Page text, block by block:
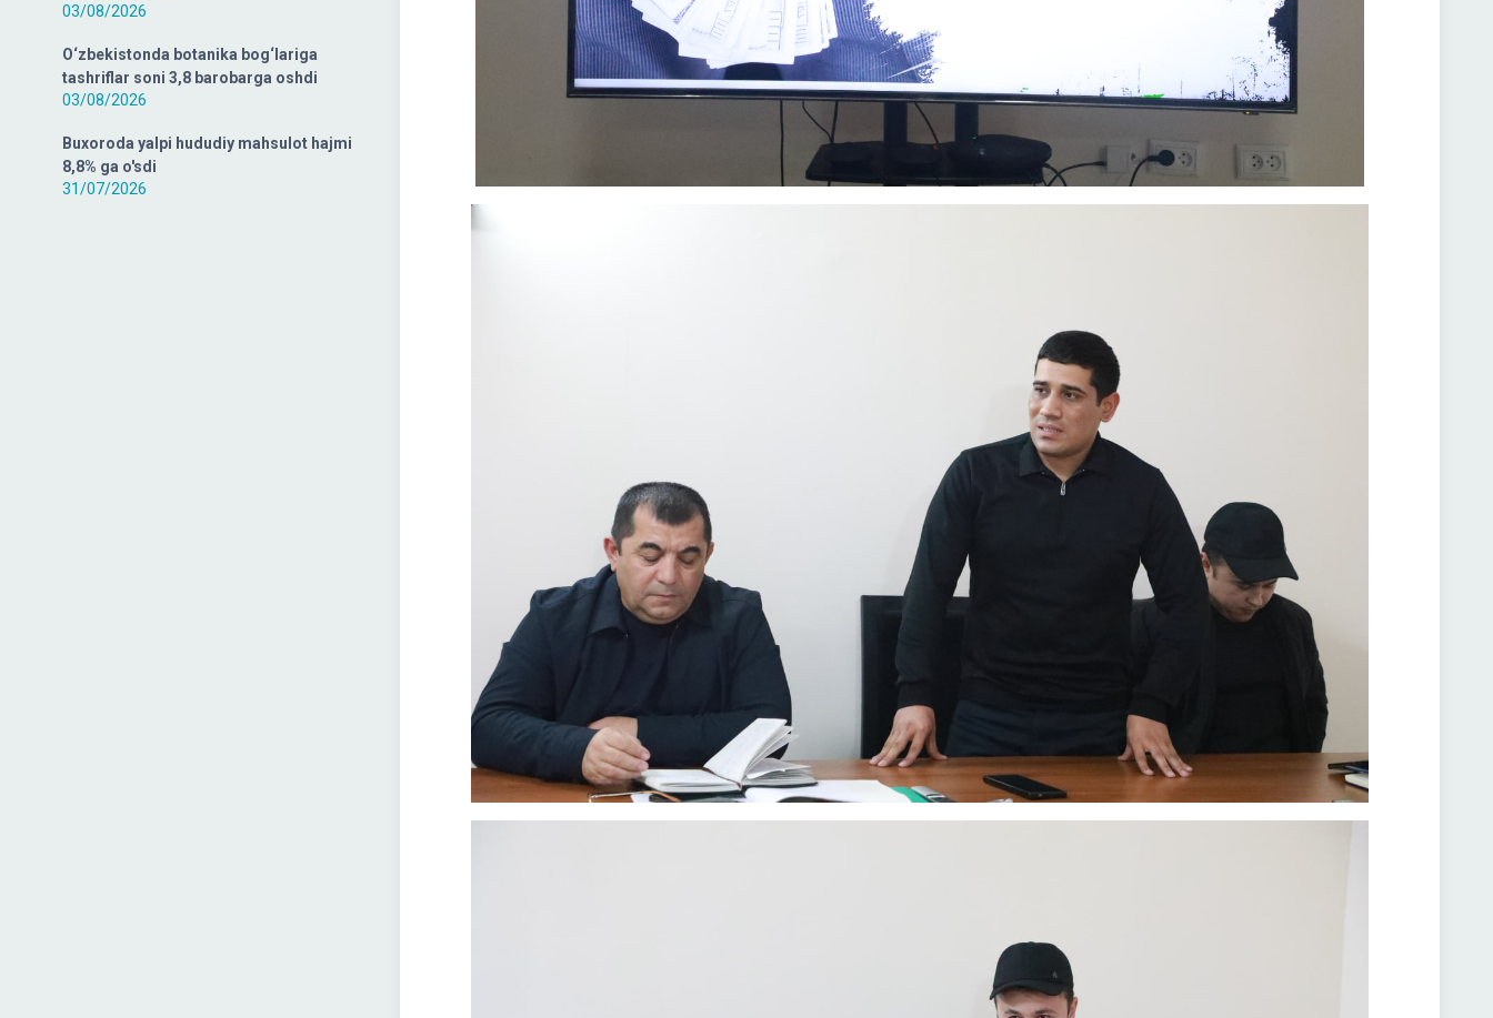
03/08/2026
O‘zbekistonda botanika bog‘lariga
tashriflar soni 3,8 barobarga oshdi
03/08/2026
Buxoroda yalpi hududiy mahsulot hajmi
8,8% ga o'sdi
31/07/2026